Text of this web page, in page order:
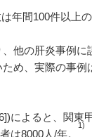
年間100件以上
他の肝炎事例に
め、実際の事例
によると、関東
は8000人/年。
1)